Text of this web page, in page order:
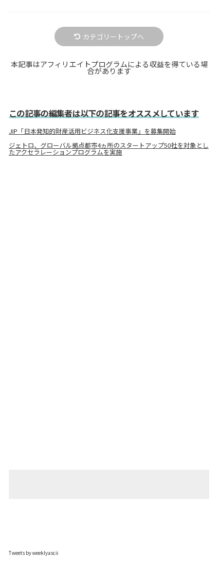
カテゴリートップへ
本記事はアフィリエイトプログラムによる収益を得ている場
合があります
この記事の編集者は以下の記事をオススメしています
JIP「日本発知的財産活用ビジネス化支援事業」を募集開始
ジェトロ、グローバル拠点都市4ヵ所のスタートアップ50社を対象とし
たアクセラレーションプログラムを実施
Tweets by weeklyascii